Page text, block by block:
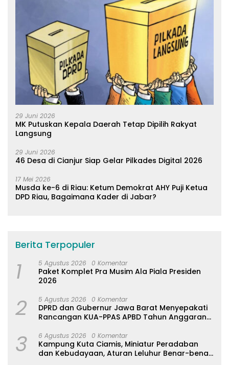
29 Juni 2026
MK Putuskan Kepala Daerah Tetap Dipilih Rakyat
Langsung
29 Juni 2026
46 Desa di Cianjur Siap Gelar Pilkades Digital 2026
17 Mei 2026
Musda ke-6 di Riau: Ketum Demokrat AHY Puji Ketua
DPD Riau, Bagaimana Kader di Jabar?
Berita Terpopuler
1 5 Agustus 2026 0 Komentar
Paket Komplet Pra Musim Ala Piala Presiden
2026
2 5 Agustus 2026 0 Komentar
DPRD dan Gubernur Jawa Barat Menyepakati
Rancangan KUA-PPAS APBD Tahun Anggaran
3 6 Agustus 2026 0 Komentar
Kampung Kuta Ciamis, Miniatur Peradaban
dan Kebudayaan, Aturan Leluhur Benar-benar